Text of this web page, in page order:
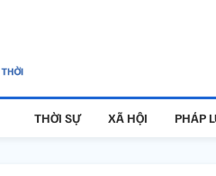
THỜI SỰ XÃ HỘI PHÁP